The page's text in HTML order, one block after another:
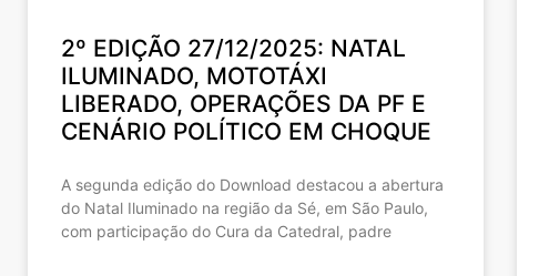
2º EDIÇÃO 27/12/2025: NATAL
ILUMINADO, MOTOTÁXI
LIBERADO, OPERAÇÕES DA PF E
CENÁRIO POLÍTICO EM CHOQUE
A segunda edição do Download destacou a abertura
do Natal Iluminado na região da Sé, em São Paulo,
com participação do Cura da Catedral, padre